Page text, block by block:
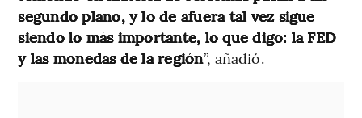
segundo plano, y lo de afuera tal vez sigue
siendo lo más importante, lo que digo: la FED
y las monedas de la región”, añadió.